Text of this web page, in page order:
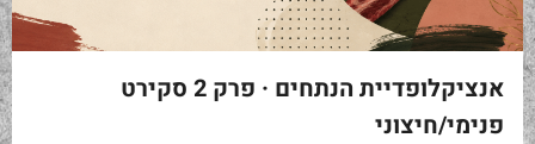
אנציקלופדיית הנתחים · פרק 2 סקירט
פנימי/חיצוני